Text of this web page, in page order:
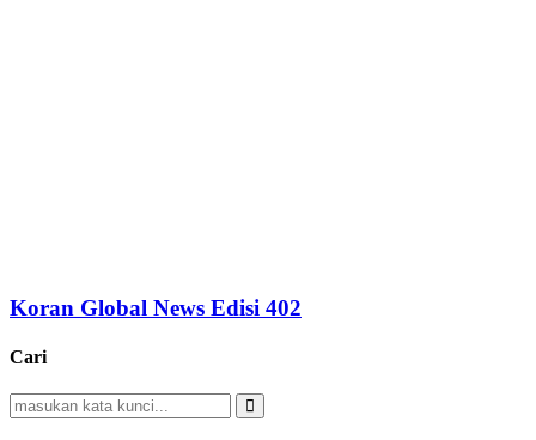
Koran Global News Edisi 402
Cari
Search
for:
Search